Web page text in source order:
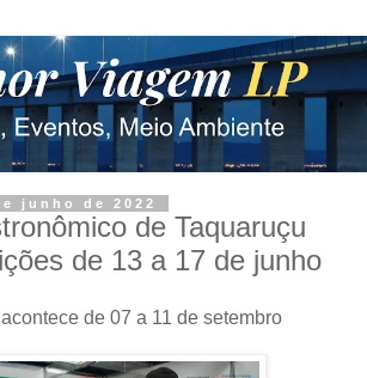
junho de 2022
de Taquaruçu
de 13 a 17 de junho
de 07 a 11 de setembro